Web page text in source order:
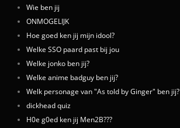
Wie ben jij
ONMOGELIJK
Hoe goed ken jij mijn idool?
Welke SSO paard past bij jou
Welke jonko ben jij?
Welke anime badguy ben jij?
Welk personage van "As told by Ginger" ben jij?
dickhead quiz
H0e g0ed ken jij Men2B???